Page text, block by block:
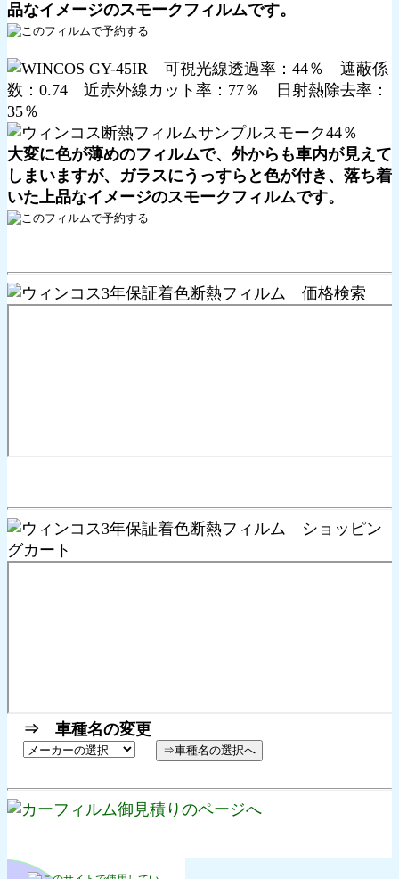
品なイメージのスモークフィルムです。
大変に色が薄めのフィルムで、外からも車内が見えて
しまいますが、ガラスにうっすらと色が付き、落ち着
いた上品なイメージのスモークフィルムです。
⇒ 車種名の変更